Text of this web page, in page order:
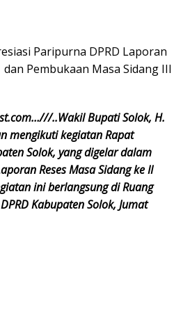
Paripurna DPRD Laporan
Pembukaan Masa Sidang III
..Wakil Bupati Solok, H.
mengikuti kegiatan Rapat
Solok, yang digelar dalam
Reses Masa Sidang ke II
ini berlangsung di Ruang
Kabupaten Solok, Jumat